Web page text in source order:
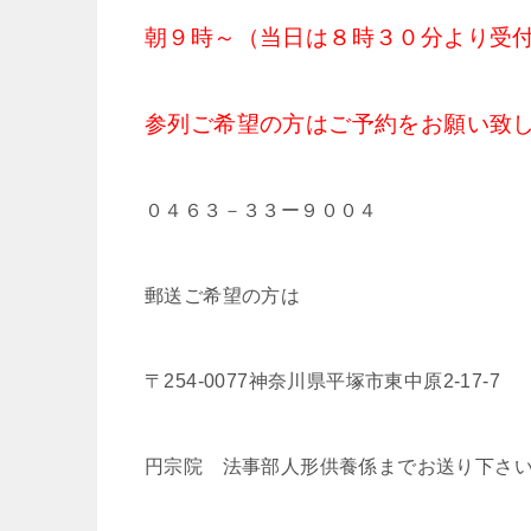
朝９時～（当日は８時３０分より受付
参列ご希望の方はご予約をお願い致し
０４６３－３３ー９００４
郵送ご希望の方は
〒254-0077神奈川県平塚市東中原2-17-7
円宗院 法事部人形供養係までお送り下さい